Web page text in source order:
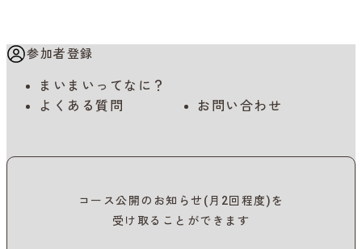
参加者登録
まいまいってなに？
よくある質問
お問い合わせ
コース公開のお知らせ(月2回程度)を
受け取ることができます